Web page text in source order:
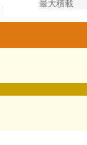
最大積載